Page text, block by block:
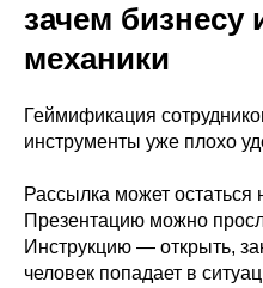
зачем бизнесу
механики
Геймификация
инструменты уже плохо
Рассылка может остаться
Презентацию можно
Инструкцию — открыть,
человек попадает в